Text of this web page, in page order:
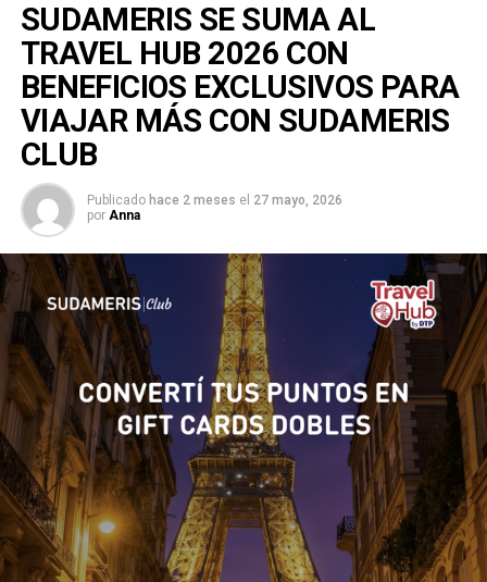
SUDAMERIS SE SUMA AL
TRAVEL HUB 2026 CON
BENEFICIOS EXCLUSIVOS PARA
VIAJAR MÁS CON SUDAMERIS
CLUB
Publicado hace 2 meses el 27 mayo, 2026
por Anna